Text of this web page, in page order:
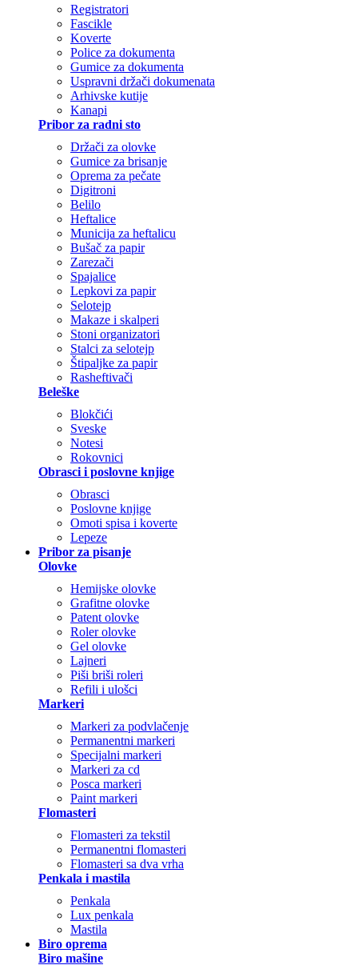
Registratori
Fascikle
Koverte
Police za dokumenta
Gumice za dokumenta
Uspravni držači dokumenata
Arhivske kutije
Kanapi
Pribor za radni sto
Držači za olovke
Gumice za brisanje
Oprema za pečate
Digitroni
Belilo
Heftalice
Municija za heftalicu
Bušač za papir
Zarezači
Spajalice
Lepkovi za papir
Selotejp
Makaze i skalperi
Stoni organizatori
Stalci za selotejp
Štipaljke za papir
Rasheftivači
Beleške
Blokčići
Sveske
Notesi
Rokovnici
Obrasci i poslovne knjige
Obrasci
Poslovne knjige
Omoti spisa i koverte
Lepeze
Pribor za pisanje
Olovke
Hemijske olovke
Grafitne olovke
Patent olovke
Roler olovke
Gel olovke
Lajneri
Piši briši roleri
Refili i ulošci
Markeri
Markeri za podvlačenje
Permanentni markeri
Specijalni markeri
Markeri za cd
Posca markeri
Paint markeri
Flomasteri
Flomasteri za tekstil
Permanentni flomasteri
Flomasteri sa dva vrha
Penkala i mastila
Penkala
Lux penkala
Mastila
Biro oprema
Biro mašine